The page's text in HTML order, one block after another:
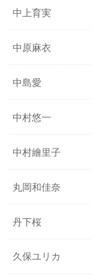
中上育実
中原麻衣
中島愛
中村悠一
中村繪里子
丸岡和佳奈
丹下桜
久保ユリカ